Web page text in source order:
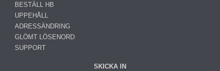
BESTÄLL HB
UPPEHÅLL
ADRESSÄNDRING
GLÖMT LÖSENORD
SUPPORT
SKICKA IN